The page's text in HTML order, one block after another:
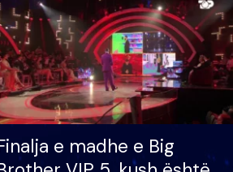
e madhe e Big